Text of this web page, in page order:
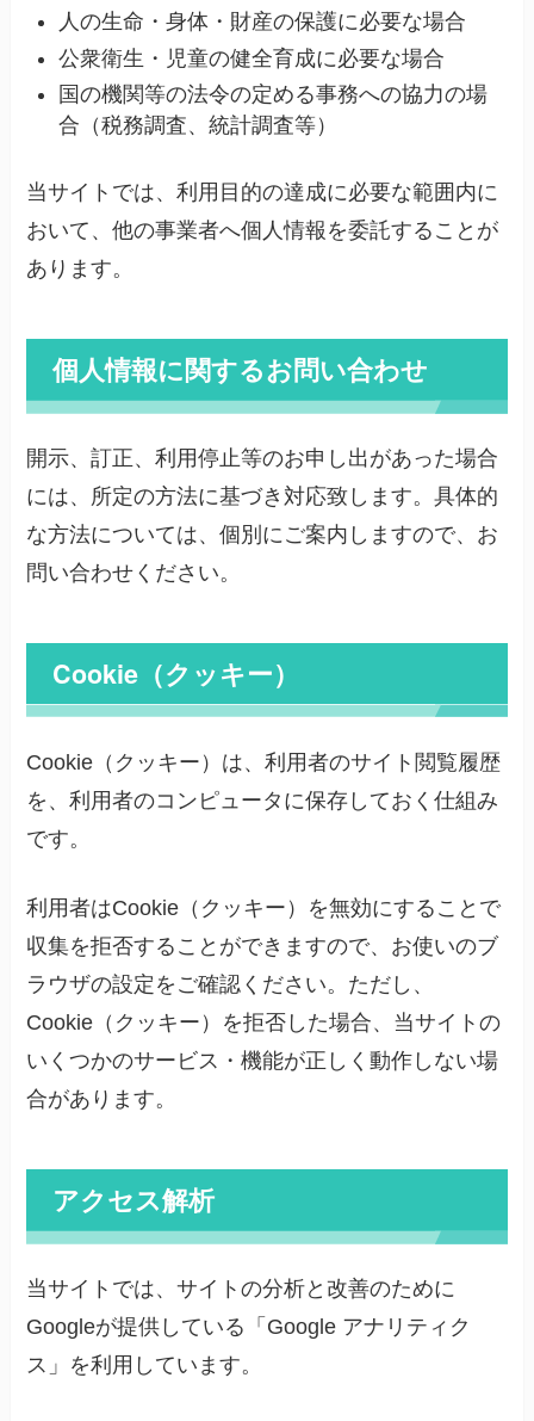
人の生命・身体・財産の保護に必要な場合
公衆衛生・児童の健全育成に必要な場合
国の機関等の法令の定める事務への協力の場
合（税務調査、統計調査等）
当サイトでは、利用目的の達成に必要な範囲内に
おいて、他の事業者へ個人情報を委託することが
あります。
個人情報に関するお問い合わせ
開示、訂正、利用停止等のお申し出があった場合
には、所定の方法に基づき対応致します。具体的
な方法については、個別にご案内しますので、お
問い合わせください。
Cookie（クッキー）
Cookie（クッキー）は、利用者のサイト閲覧履歴
を、利用者のコンピュータに保存しておく仕組み
です。
利用者はCookie（クッキー）を無効にすることで
収集を拒否することができますので、お使いのブ
ラウザの設定をご確認ください。ただし、
Cookie（クッキー）を拒否した場合、当サイトの
いくつかのサービス・機能が正しく動作しない場
合があります。
アクセス解析
当サイトでは、サイトの分析と改善のために
Googleが提供している「Google アナリティク
ス」を利用しています。